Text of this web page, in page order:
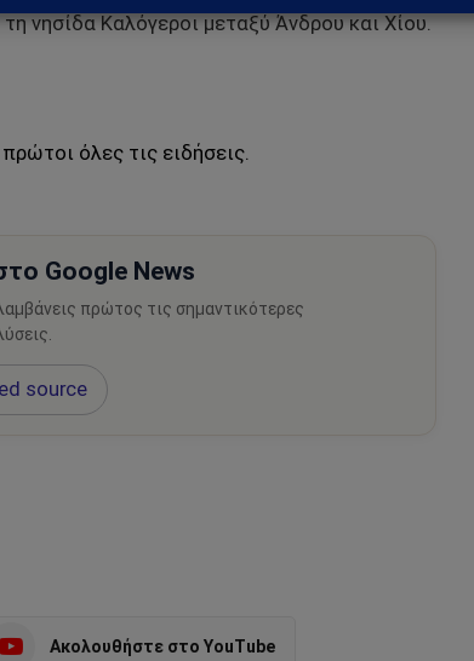
νησίδα Καλόγεροι μεταξύ Άνδρου και Χίου.
όλες τις ειδήσεις.
Google News
πρώτος τις σημαντικότερες
source
Ακολουθήστε στο YouTube